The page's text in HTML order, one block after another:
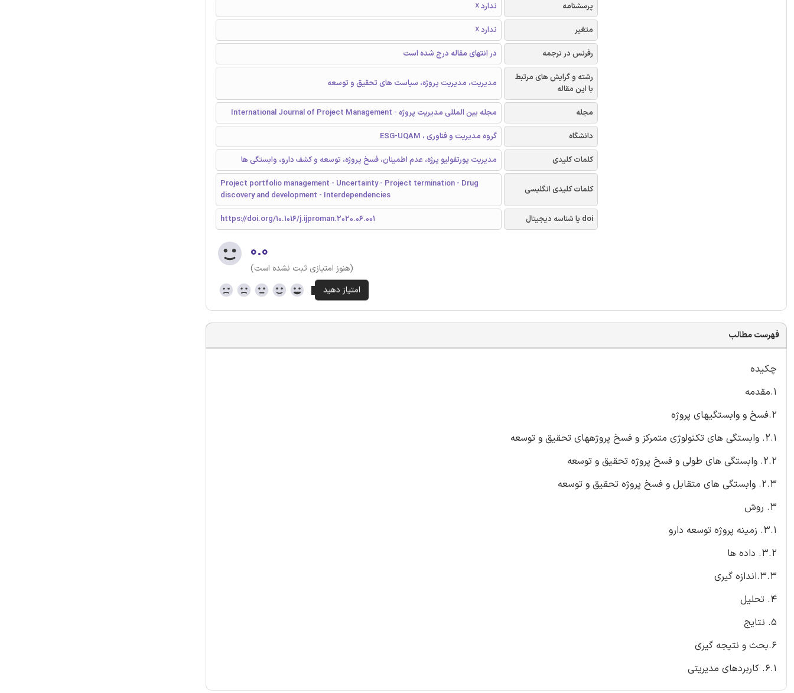
پرسشنامه
ندارد ☓
متغیر
ندارد ☓
رفرنس در ترجمه
در انتهای مقاله درج شده است
رشته و گرایش های مرتبط
با این مقاله
مدیریت، مدیریت پروژه، سیاست های تحقیق و توسعه
مجله
مجله بین المللی مدیریت پروژه - International Journal of Project Management
دانشگاه
گروه مدیریت و فناوری ، ESG-UQAM
کلمات کلیدی
مدیریت پورتفولیو پرژه، عدم اطمینان، فسخ پروژه، توسعه و کشف دارو، وابستگی ها
کلمات کلیدی انگلیسی
Project portfolio management - Uncertainty - Project termination - Drug
discovery and development - Interdependencies
doi یا شناسه دیجیتال
https://doi.org/10.1016/j.ijproman.2020.06.001
۰.۰
(هنوز امتیازی ثبت نشده است)
فهرست مطالب
چکیده
1.مقدمه
2.فسخ و وابستگیهای پروژه
2.1. وابستگی های تکنولوژی متمرکز و فسخ پروژههای تحقیق و توسعه
2.2. وابستگی های طولی و فسخ پروژه تحقیق و توسعه
2.3. وابستگی های متقابل و فسخ پروژه تحقیق و توسعه
3. روش
3.1. زمینه پروژه توسعه دارو
3.2. داده ها
3.3.اندازه گیری
4. تحلیل
5. نتایج
6.بحث و نتیجه گیری
6.1. کاربردهای مدیریتی